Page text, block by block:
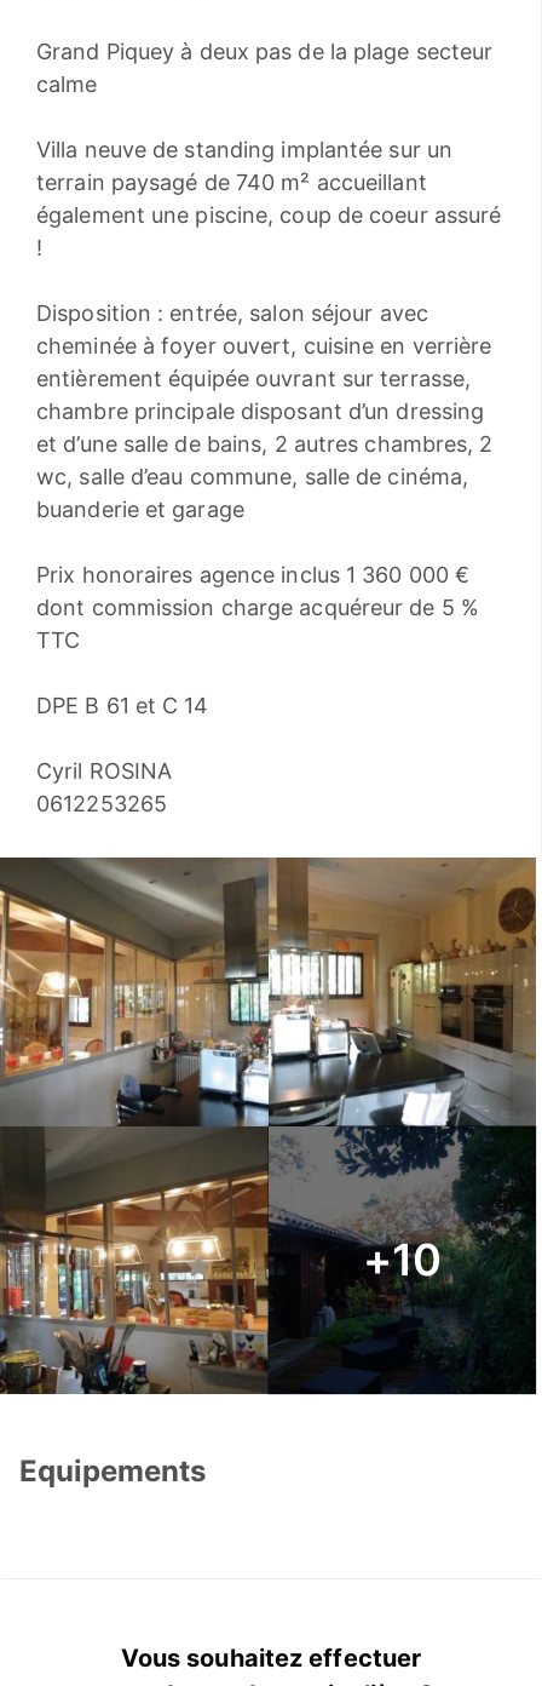
Grand Piquey à deux pas de la plage secteur
calme
Villa neuve de standing implantée sur un
terrain paysagé de 740 m² accueillant
également une piscine, coup de coeur assuré
!
Disposition : entrée, salon séjour avec
cheminée à foyer ouvert, cuisine en verrière
entièrement équipée ouvrant sur terrasse,
chambre principale disposant d’un dressing
et d’une salle de bains, 2 autres chambres, 2
wc, salle d’eau commune, salle de cinéma,
buanderie et garage
Prix honoraires agence inclus 1 360 000 €
dont commission charge acquéreur de 5 %
TTC
DPE B 61 et C 14
Cyril ROSINA
0612253265
+10
Equipements
Vous souhaitez effectuer